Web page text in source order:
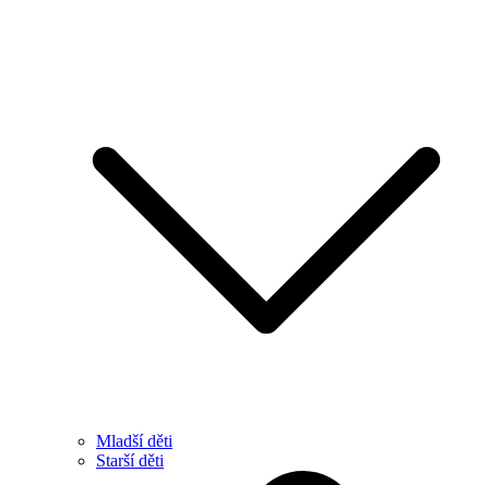
Mladší děti
Starší děti